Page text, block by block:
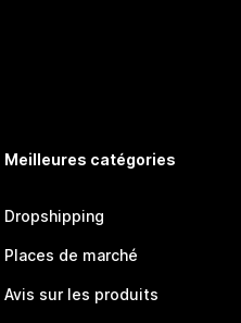
Meilleures catégories
Dropshipping
Places de marché
Avis sur les produits